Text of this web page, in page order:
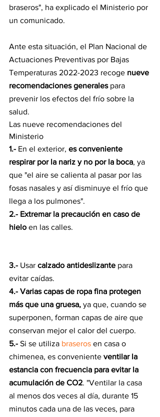
braseros", ha explicado el Ministerio por
un comunicado.
Ante esta situación, el Plan Nacional de
Actuaciones Preventivas por Bajas
Temperaturas 2022-2023 recoge nueve
recomendaciones generales para
prevenir los efectos del frío sobre la
salud.
Las nueve recomendaciones del
Ministerio
1.- En el exterior, es conveniente
respirar por la nariz y no por la boca, ya
que "el aire se calienta al pasar por las
fosas nasales y así disminuye el frío que
llega a los pulmones".
2.- Extremar la precaución en caso de
hielo en las calles.
3.- Usar calzado antideslizante para
evitar caídas.
4.- Varias capas de ropa fina protegen
más que una gruesa, ya que, cuando se
superponen, forman capas de aire que
conservan mejor el calor del cuerpo.
5.- Si se utiliza braseros en casa o
chimenea, es conveniente ventilar la
estancia con frecuencia para evitar la
acumulación de CO2. "Ventilar la casa
al menos dos veces al día, durante 15
minutos cada una de las veces, para